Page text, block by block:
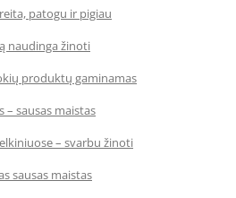
patogu ir pigiau
naudinga žinoti
produktų gaminamas
– sausas maistas
– svarbu žinoti
sausas maistas